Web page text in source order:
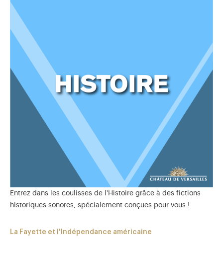
Entrez dans les coulisses de l'Histoire grâce à des fictions
historiques sonores, spécialement conçues pour vous !
La Fayette et l'Indépendance américaine